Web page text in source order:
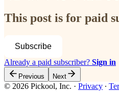
This post is for paid
Subscribe
Already a paid subscriber? Sign in
Previous Next
© 2026 Pickool, Inc. · Privacy ∙